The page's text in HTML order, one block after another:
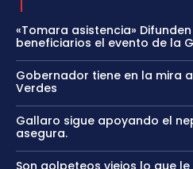
«Tomara asistencia»
beneficiarios el evento de la
Gobernador tiene en la mira
Verdes
Gallaro sigue apoyando el
asegura.
Son golpeteos viejos lo que